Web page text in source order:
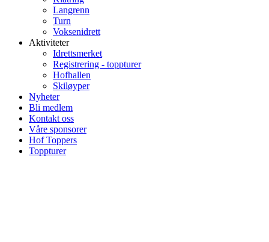
Langrenn
Turn
Voksenidrett
Aktiviteter
Idrettsmerket
Registrering - toppturer
Hofhallen
Skiløyper
Nyheter
Bli medlem
Kontakt oss
Våre sponsorer
Hof Toppers
Toppturer